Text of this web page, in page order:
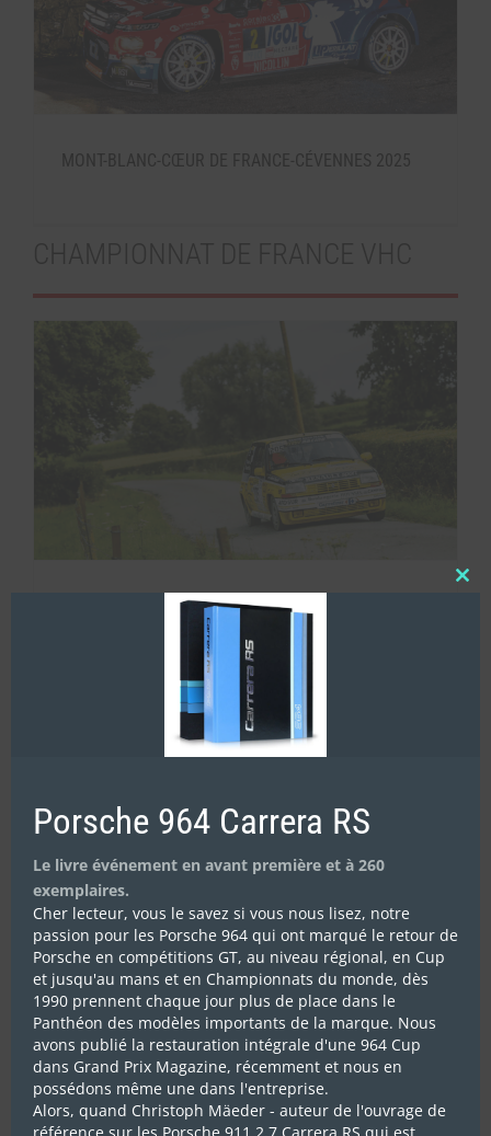
MONT-BLANC-CŒUR DE FRANCE-CÉVENNES 2025
THOMAS CARON : « LA R5 GT, MA PREMIÈRE
VALLICCIONI BIEN LANCÉ
Porsche 964 Carrera RS
Le livre événement en avant première et à 260
exemplaires.
Cher lecteur, vous le savez si vous nous lisez, notre
passion pour les Porsche 964 qui ont marqué le retour de
Porsche en compétitions GT, au niveau régional, en Cup
et jusqu'au mans et en Championnats du monde, dès
1990 prennent chaque jour plus de place dans le
Panthéon des modèles importants de la marque. Nous
avons publié la restauration intégrale d'une 964 Cup
dans Grand Prix Magazine, récemment et nous en
possédons même une dans l'entreprise.
Alors, quand Christoph Mäeder - auteur de l'ouvrage de